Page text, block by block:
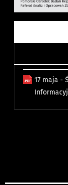
17 maja -